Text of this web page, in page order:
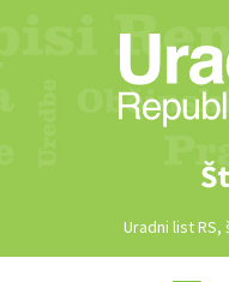
Uradni list RS,